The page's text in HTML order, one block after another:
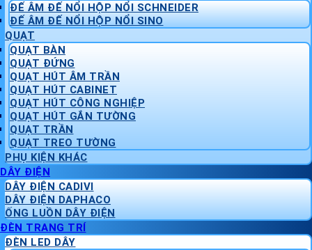
ĐẾ ÂM ĐẾ NỔI HỘP NỔI SCHNEIDER
ĐẾ ÂM ĐẾ NỔI HỘP NỔI SINO
QUẠT
QUẠT BÀN
QUẠT ĐỨNG
QUẠT HÚT ÂM TRẦN
QUẠT HÚT CABINET
QUẠT HÚT CÔNG NGHIỆP
QUẠT HÚT GẮN TƯỜNG
QUẠT TRẦN
QUẠT TREO TƯỜNG
PHỤ KIỆN KHÁC
DÂY ĐIỆN
DÂY ĐIỆN CADIVI
DÂY ĐIỆN DAPHACO
ỐNG LUỒN DÂY ĐIỆN
ĐÈN TRANG TRÍ
ĐÈN LED DÂY